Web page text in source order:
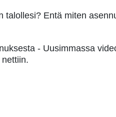
Entä miten
- Uusimmassa